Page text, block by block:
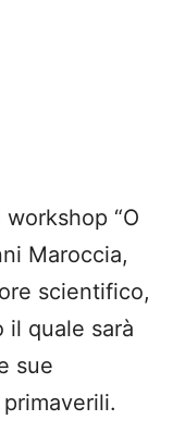
“O
Maroccia,
scientifico,
il quale sarà
sue